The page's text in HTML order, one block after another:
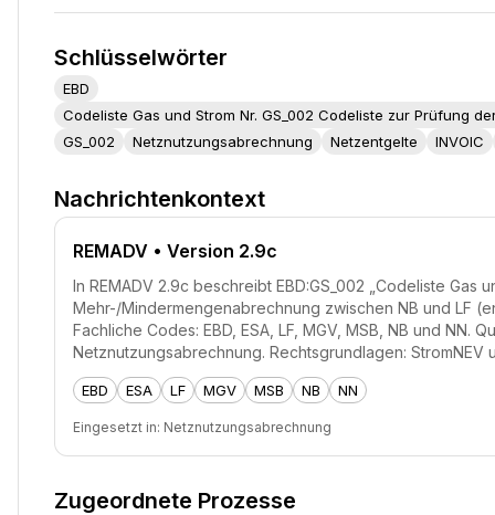
Schlüsselwörter
EBD
Codeliste Gas und Strom Nr. GS_002 Codeliste zur Prüfung
GS_002
Netznutzungsabrechnung Netzentgelte INVOIC
Nachrichtenkontext
REMADV • Version 2.9c
In REMADV 2.9c beschreibt EBD:GS_002 „Codeliste Gas
Mehr-/Mindermengenabrechnung zwischen NB und LF
Fachliche Codes: EBD, ESA, LF, MGV, MSB, NB und NN.
Netznutzungsabrechnung. Rechtsgrundlagen: StromNEV
EBD ESA LF MGV MSB NB NN
Eingesetzt in: Netznutzungsabrechnung
Zugeordnete Prozesse